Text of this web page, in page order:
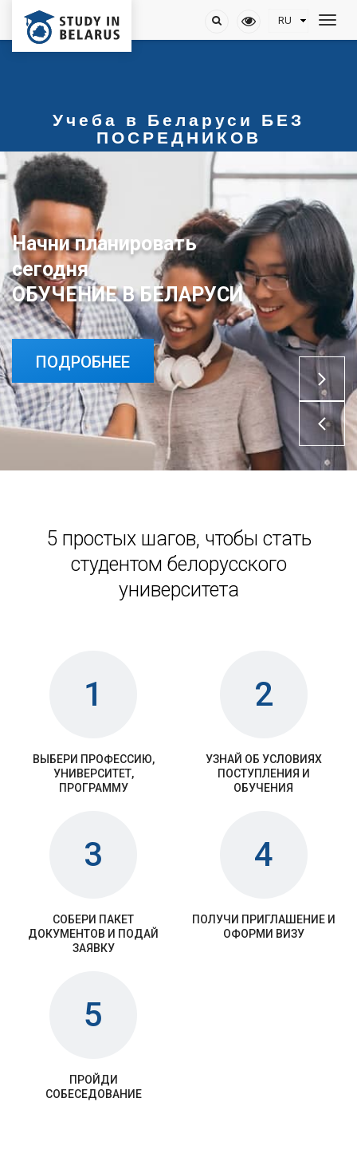
Учеба в Беларуси БЕЗ
ПОСРЕДНИКОВ
Начни планировать
сегодня
ОБУЧЕНИЕ В БЕЛАРУСИ
ПОДРОБНЕЕ
5 простых шагов, чтобы стать
студентом белорусского
университета
1
ВЫБЕРИ ПРОФЕССИЮ,
УНИВЕРСИТЕТ,
ПРОГРАММУ
2
УЗНАЙ ОБ УСЛОВИЯХ
ПОСТУПЛЕНИЯ И
ОБУЧЕНИЯ
3
СОБЕРИ ПАКЕТ
ДОКУМЕНТОВ И ПОДАЙ
ЗАЯВКУ
4
ПОЛУЧИ ПРИГЛАШЕНИЕ И
ОФОРМИ ВИЗУ
5
ПРОЙДИ
СОБЕСЕДОВАНИЕ